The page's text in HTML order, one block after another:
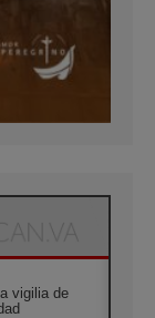
vigilia de